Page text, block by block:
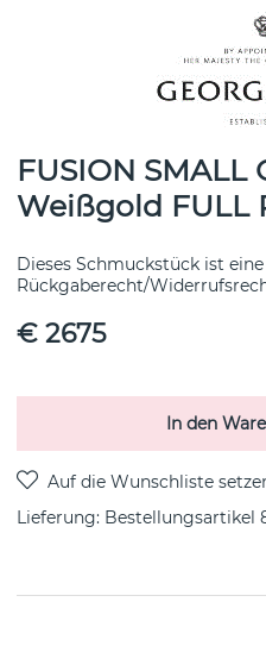
FUSION SMALL
Weißgold FULL
Dieses Schmuckstück ist
Rückgaberecht/
€ 2675
In den
Lieferung: Bestellungsartikel